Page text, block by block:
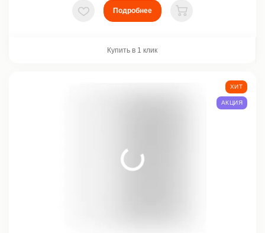
В избранное
Подробнее
В корзину
Купить в 1 клик
ХИТ
АКЦИЯ